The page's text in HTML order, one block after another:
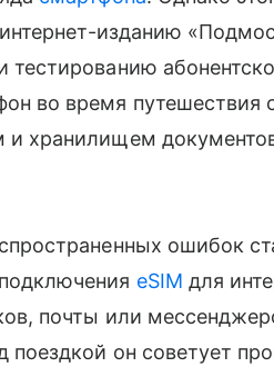
интернет-изданию
во время путешествия
и хранилищем
ошибок
eSIM для
почты или
он советует